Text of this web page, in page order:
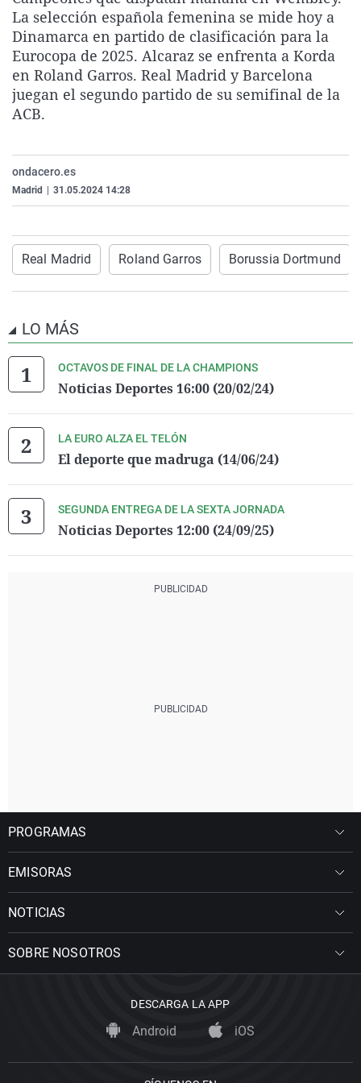
La rosa de los vientos
Gente viajera
Como el perro y el
Caso
Retornados
Equipo de
Operación Viuda
Extremadura
Galicia
La Rioja
Navarra
Virales
Televisión
Elecciones
La selección española femenina se mide hoy a
Dinamarca en partido de clasificación para la
Eurocopa de 2025. Alcaraz se enfrenta a Korda
en Roland Garros. Real Madrid y Barcelona
juegan el segundo partido de su semifinal de la
ACB.
ondacero.es
Madrid 31.05.2024 14:28
Real Madrid Roland Garros Borussia Dortmund
LO MÁS
OCTAVOS DE FINAL DE LA CHAMPIONS
Noticias Deportes 16:00 (20/02/24)
LA EURO ALZA EL TELÓN
El deporte que madruga (14/06/24)
SEGUNDA ENTREGA DE LA SEXTA JORNADA
Noticias Deportes 12:00 (24/09/25)
PROGRAMAS
EMISORAS
NOTICIAS
SOBRE NOSOTROS
DESCARGA LA APP
Android iOS